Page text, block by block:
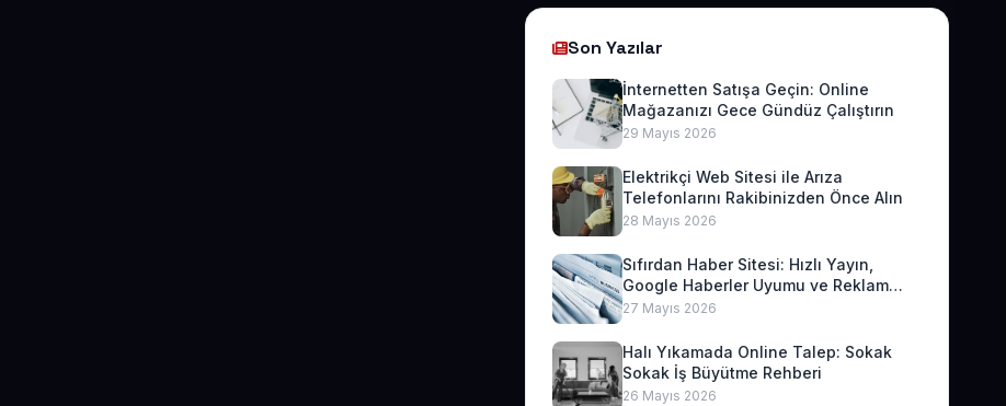
Son Yazılar
İnternetten Satışa Geçin: Online
Mağazanızı Gece Gündüz Çalıştırın
29 Mayıs 2026
Elektrikçi Web Sitesi ile Arıza
Telefonlarını Rakibinizden Önce Alın
28 Mayıs 2026
Sıfırdan Haber Sitesi: Hızlı Yayın,
Google Haberler Uyumu ve Reklam
Geliri
27 Mayıs 2026
Halı Yıkamada Online Talep: Sokak
Sokak İş Büyütme Rehberi
26 Mayıs 2026